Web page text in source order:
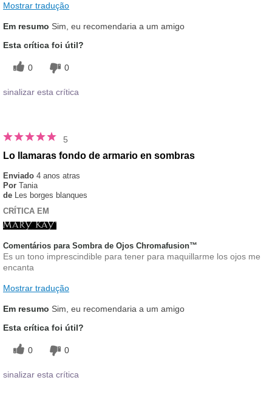
Mostrar tradução
Em resumo Sim, eu recomendaria a um amigo
Esta crítica foi útil?
0 0
sinalizar esta crítica
5
Lo llamaras fondo de armario en sombras
Enviado 4 anos atras
Por Tania
de Les borges blanques
CRÍTICA EM
Comentários para Sombra de Ojos Chromafusion™
Es un tono imprescindible para tener para maquillarme los ojos me
encanta
Mostrar tradução
Em resumo Sim, eu recomendaria a um amigo
Esta crítica foi útil?
0 0
sinalizar esta crítica